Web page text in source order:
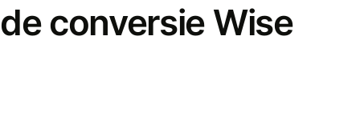
de conversie Wise